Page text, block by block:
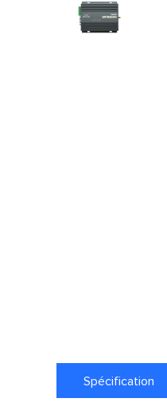
Spécification